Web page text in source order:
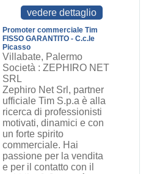
vedere dettaglio
Promoter commerciale Tim
FISSO GARANTITO - C.c.le
Picasso
Villabate, Palermo
Società : ZEPHIRO NET
SRL
Zephiro Net Srl, partner
ufficiale Tim S.p.a è alla
ricerca di professionisti
motivati, dinamici e con
un forte spirito
commerciale. Hai
passione per la vendita
e per il contatto con il